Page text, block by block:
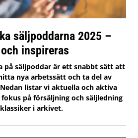
säljpoddarna 2025 –
inspireras
på säljpoddar är ett snabbt sätt att
nya arbetssätt och ta del av
listar vi aktuella och aktiva
på försäljning och säljledning
i arkivet.